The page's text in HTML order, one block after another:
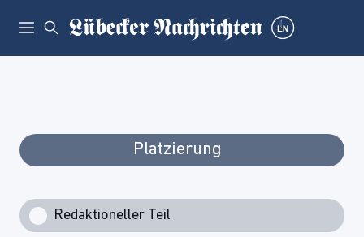
Platzierung
Redaktioneller Teil